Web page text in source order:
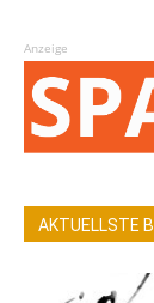
Anzeige
AKTUELLSTE